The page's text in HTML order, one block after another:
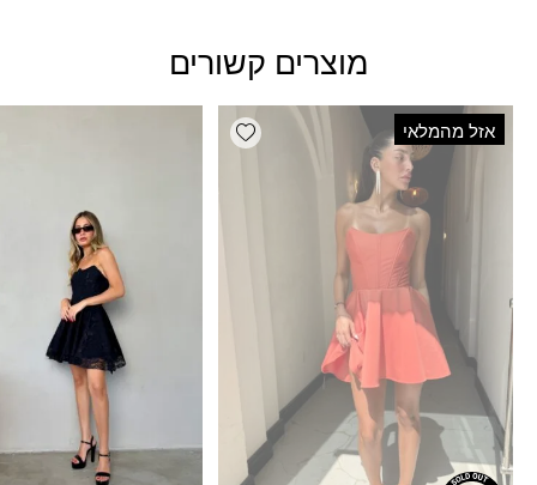
מוצרים קשורים
Add wishlist אזל מהמלאי